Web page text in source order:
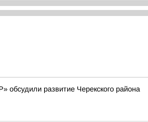
обсудили развитие Черекского района